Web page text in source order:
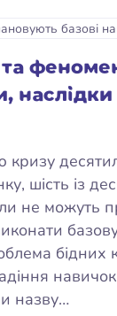
та
наслідки
шість із
не можуть
бідних
назву…